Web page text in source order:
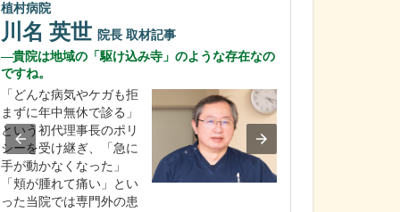
植村病院
川名 英世 院長 取材記事
貴院は地域の「駆け込み寺」のような存在なの
ですね。
「どんな病気やケガも拒
まずに年中無休で診る」
という初代理事長のポリ
シーを受け継ぎ、「急に
手が動かなくなった」
「頬が腫れて痛い」とい
った当院では専門外の患